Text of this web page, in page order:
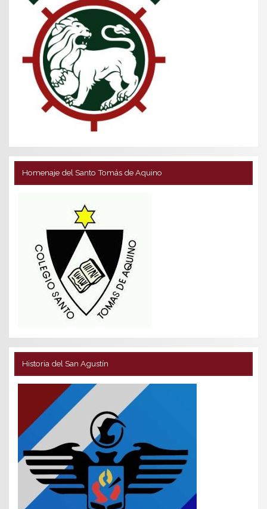
Homenaje del Santo Tomás de Aquino
Historia del San Agustín